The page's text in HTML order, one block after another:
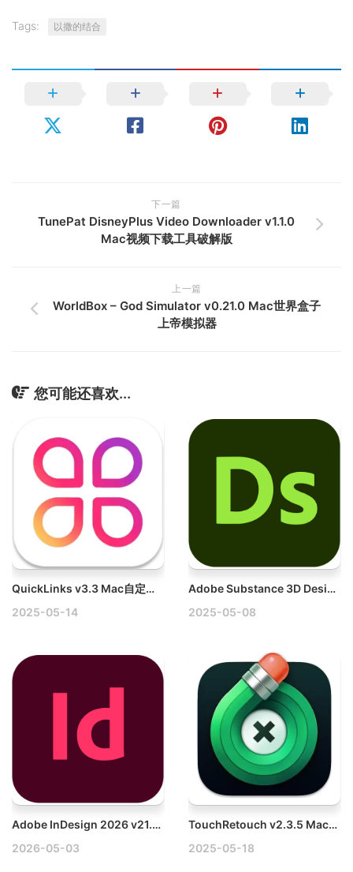
Tags: 以撒的结合
下一篇
TunePat DisneyPlus Video Downloader v1.1.0
Mac视频下载工具破解版
上一篇
WorldBox – God Simulator v0.21.0 Mac世界盒子
上帝模拟器
您可能还喜欢...
QuickLinks v3.3 Mac自定义创建键盘快捷方式工具
2025-05-14
Adobe Substance 3D Designer v14.1.2.8986 Win多语言破解版下载
2025-05-08
Adobe InDesign 2026 v21.3.0.060 Win多语言破解版下载
2026-05-03
TouchRetouch v2.3.5 Mac抠图大师破解版
2025-05-18